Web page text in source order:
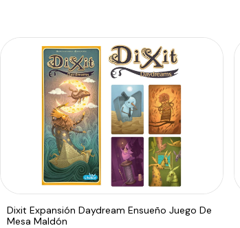
Dixit Expansión Daydream Ensueño Juego De
Mesa Maldón